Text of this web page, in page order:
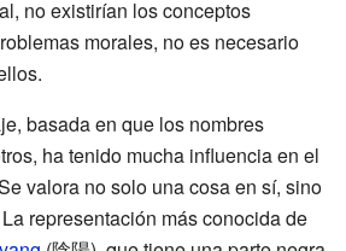
no existirían los conceptos
morales, no es necesario
basada en que los nombres
ha tenido mucha influencia en el
valora no solo una cosa en sí, sino
representación más conocida de